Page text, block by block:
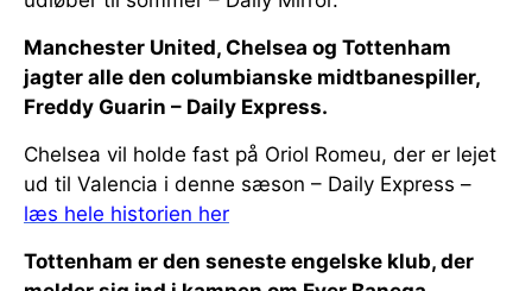
Manchester United, Chelsea og Tottenham
jagter alle den columbianske midtbanespiller,
Freddy Guarin – Daily Express.
Chelsea vil holde fast på Oriol Romeu, der er lejet
ud til Valencia i denne sæson – Daily Express –
læs hele historien her
Tottenham er den seneste engelske klub, der